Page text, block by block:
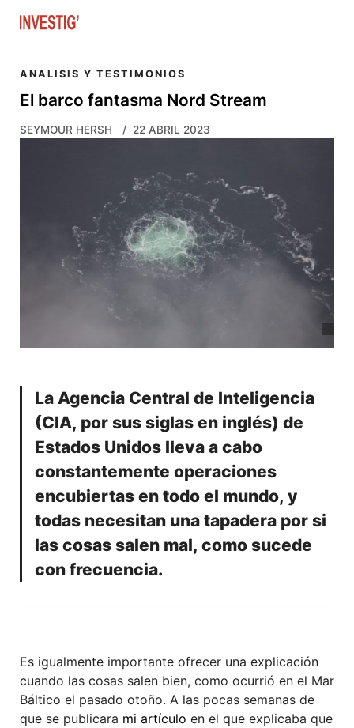
El barco fantasma Nord Stream
SEYMOUR HERSH 22 ABRIL 2023
La Agencia Central de Inteligencia
(CIA, por sus siglas en inglés) de
Estados Unidos lleva a cabo
constantemente operaciones
encubiertas en todo el mundo, y
todas necesitan una tapadera por si
las cosas salen mal, como sucede
con frecuencia.
Es igualmente importante ofrecer una explicación
cuando las cosas salen bien, como ocurrió en el Mar
Báltico el pasado otoño. A las pocas semanas de
que se publicara mi artículo en el que explicaba que
ANALISIS Y TESTIMONIOS